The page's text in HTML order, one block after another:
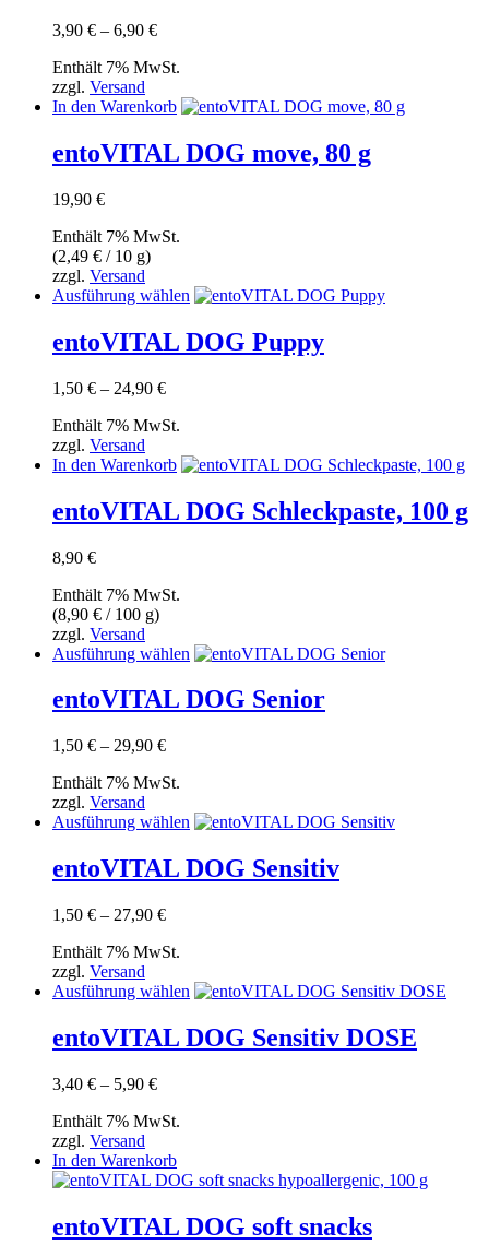
Produktseite
werden
3,90 € – 6,90 €Preisspanne:
bis
Enthält 7% MwSt.
zzgl. Versand
In den Warenkorb
entoVITAL DOG move, 80 g
19,90 €
Enthält 7% MwSt.
(2,49 € / 10 g)
zzgl. Versand
Ausführung wählen Dieses
weist
mehrere
können
auf
Produktseite
gewählt
entoVITAL DOG Puppy
1,50 € – 24,90 €Preisspanne:
bis
Enthält 7% MwSt.
zzgl. Versand
In den Warenkorb
entoVITAL DOG Schleckpaste, 100 g
8,90 €
Enthält 7% MwSt.
(8,90 € / 100 g)
zzgl. Versand
Ausführung wählen Dieses
weist
mehrere
können
auf
Produktseite
entoVITAL DOG Senior
1,50 € – 29,90 €Preisspanne:
bis
Enthält 7% MwSt.
zzgl. Versand
Ausführung wählen Dieses
weist
mehrere
können
auf
Produktseite
gewählt
entoVITAL DOG Sensitiv
1,50 € – 27,90 €Preisspanne:
bis
Enthält 7% MwSt.
zzgl. Versand
Ausführung wählen Dieses
weist
mehrere
der
gewählt
entoVITAL DOG Sensitiv DOSE
3,40 € – 5,90 €Preisspanne:
bis
Enthält 7% MwSt.
zzgl. Versand
In den Warenkorb
entoVITAL DOG soft snacks